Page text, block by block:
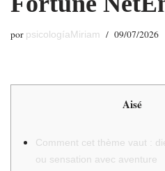
por psicologíaMiriam 09/07/2026
Aisé
Comment cet thème vaut :
ou sensation avec aventure